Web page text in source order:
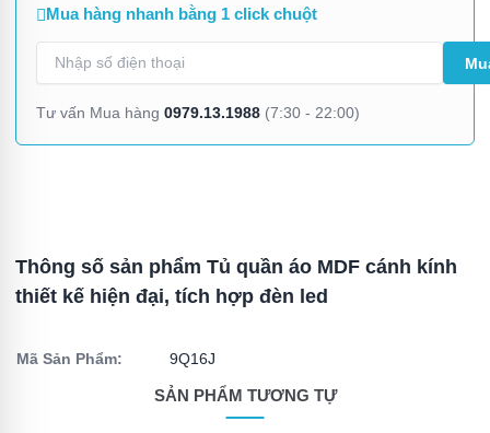
Mua hàng nhanh bằng 1 click chuột
Tư vấn Mua hàng 0979.13.1988(7:30 - 22:00)
Thông số sản phẩm Tủ quần áo MDF cánh kính
thiết kế hiện đại, tích hợp đèn led
Mã Sản Phẩm: 9Q16J
SẢN PHẨM TƯƠNG TỰ